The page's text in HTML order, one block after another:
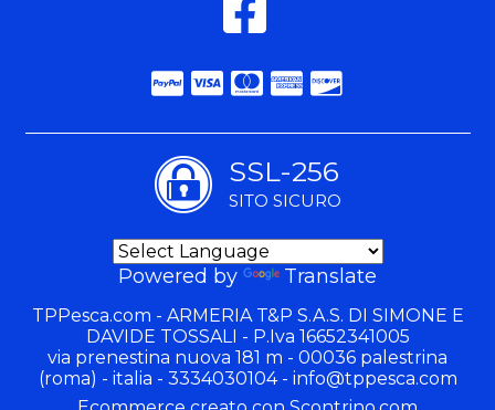
SSL-256
SITO SICURO
Powered by Translate
TPPesca.com - ARMERIA T&P S.A.S. DI SIMONE E
DAVIDE TOSSALI - P.Iva 16652341005
via prenestina nuova 181 m - 00036 palestrina
(roma) - italia - 3334030104 - info@tppesca.com